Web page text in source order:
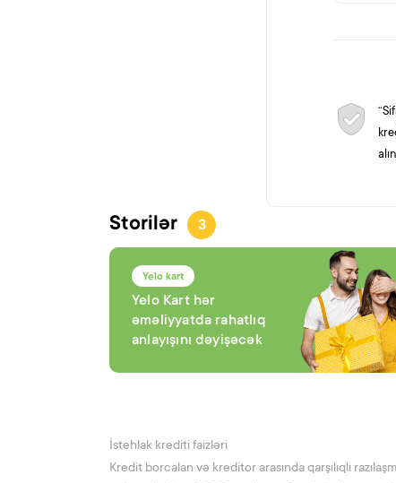
Storilər 3
Yelo kart
Yelo Kart hər
əməliyyatda rahatlıq
anlayışını dəyişəcək
İstehlak krediti faizləri
Kredit borcalan və kreditor arasında qarşılıqlı